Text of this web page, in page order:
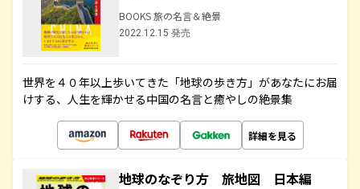
BOOKS 旅の名言＆絶景
2022.12.15 発売
世界を４０年以上歩いてきた「地球の歩き方」があなたにお届
けする、人生を輝かせる中国の名言と癒やしの絶景集
詳細を見る
地球のなぞり方 旅地図 日本編